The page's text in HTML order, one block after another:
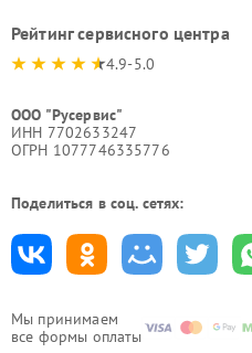
Мы принимаем
все формы оплаты
Рейтинг сервисного центра
4.9-5.0
ООО "Русервис"
ИНН 7702633247
ОГРН 1077746335776
Поделиться в соц. сетях: